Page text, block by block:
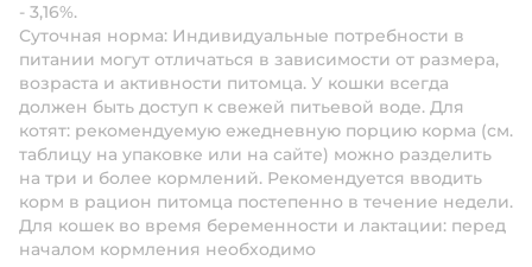
- 3,16%.
Суточная норма: Индивидуальные потребности в
питании могут отличаться в зависимости от размера,
возраста и активности питомца. У кошки всегда
должен быть доступ к свежей питьевой воде. Для
котят: рекомендуемую ежедневную порцию корма (см.
таблицу на упаковке или на сайте) можно разделить
на три и более кормлений. Рекомендуется вводить
корм в рацион питомца постепенно в течение недели.
Для кошек во время беременности и лактации: перед
началом кормления необходимо